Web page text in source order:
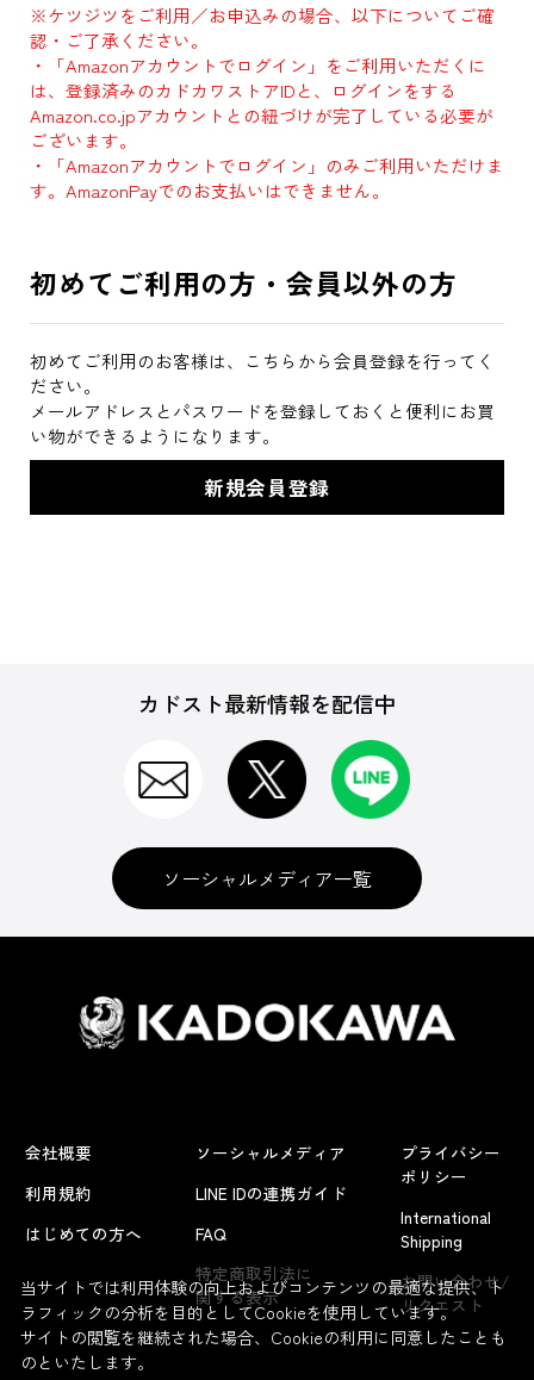
※ケツジツをご利用／お申込みの場合、以下についてご確
認・ご了承ください。
・「Amazonアカウントでログイン」をご利用いただくに
は、登録済みのカドカワストアIDと、ログインをする
Amazon.co.jpアカウントとの紐づけが完了している必要が
ございます。
・「Amazonアカウントでログイン」のみご利用いただけま
す。AmazonPayでのお支払いはできません。
初めてご利用の方・会員以外の方
初めてご利用のお客様は、こちらから会員登録を行ってく
ださい。
メールアドレスとパスワードを登録しておくと便利にお買
い物ができるようになります。
カドスト最新情報を配信中
ソーシャルメディア一覧
会社概要
利用規約
はじめての方へ
ソーシャルメディア
LINE IDの連携ガイド
FAQ
特定商取引法に
関する表示
プライバシー
ポリシー
International
Shipping
お問い合わせ/
リクエスト
当サイトでは利用体験の向上およびコンテンツの最適な提供、ト
ラフィックの分析を目的としてCookieを使用しています。
サイトの閲覧を継続された場合、Cookieの利用に同意したことも
のといたします。